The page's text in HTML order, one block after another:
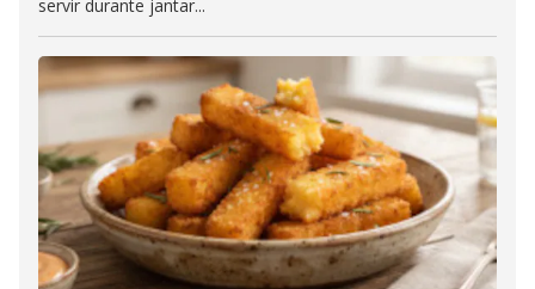
servir durante jantar...